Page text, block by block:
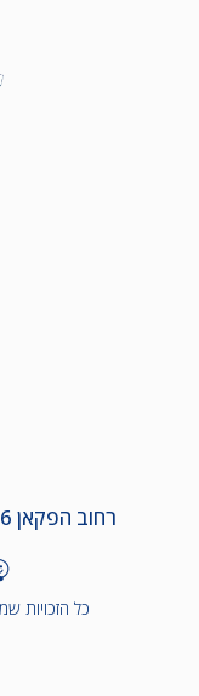
רחוב הפקאן 6, רמות השבים, מיקוד 4593000
כל הזכויות